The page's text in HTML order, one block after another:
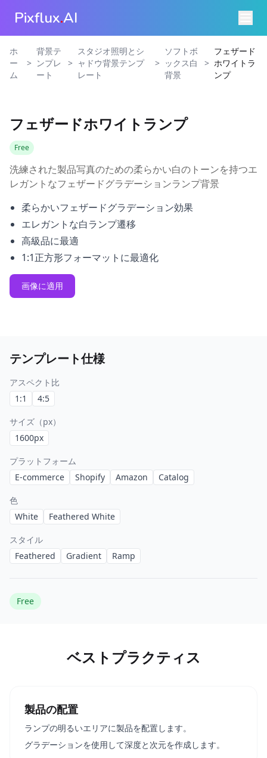
Pixflux.AI
ホ
ー
ム
>
背景テ
ンプレ
ート
>
スタジオ照明とシ
ャドウ背景テンプ
レート
>
ソフトボ
ックス白
背景
>
フェザード
ホワイトラ
ンプ
フェザードホワイトランプ
Free
洗練された製品写真のための柔らかい白のトーンを持つエ
レガントなフェザードグラデーションランプ背景
柔らかいフェザードグラデーション効果
エレガントな白ランプ遷移
高級品に最適
1:1正方形フォーマットに最適化
画像に適用
テンプレート仕様
アスペクト比
1:1
4:5
サイズ（px）
1600px
プラットフォーム
E-commerce
Shopify Amazon Catalog
色
White
Feathered White
スタイル
Feathered
Gradient Ramp
Free
ベストプラクティス
製品の配置
ランプの明るいエリアに製品を配置します。
グラデーションを使用して深度と次元を作成します。